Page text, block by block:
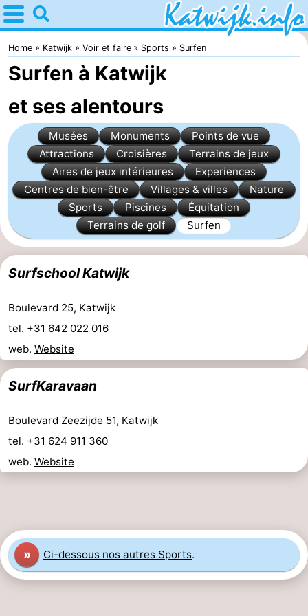
Home
Katwijk
Astuces
Avec
les
enfants
Passer
nuit
Appartements
Campings
Chaumières
Noordduinen
Duinrell
Hôtels
Last
minutes
Plages
Voir
et
Lieux
Monuments
-
Points
Attractions
Home Katwijk Voir et faire Sports Surfen
Surfen à Katwijk
et ses alentours
Musées Monuments
Points de vue
Attractions
Croisières
Terrains de jeux
Aires de jeux intérieures
Experiences
Centres de bien-être
Villages & villes
Nature
Sports
Piscines
Équitation
Terrains de golf
Surfen
Surfschool Katwijk
Boulevard 25, Katwijk
tel. +31 642 022 016
web. Website
SurfKaravaan
Boulevard Zeezijde 51, Katwijk
tel. +31 624 911 360
web. Website
» Ci-dessous nos autres Sports.